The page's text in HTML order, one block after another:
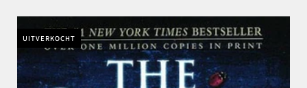
UITVERKOCHT